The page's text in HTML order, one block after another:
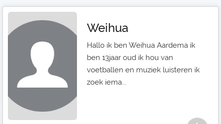
Weihua
Hallo ik ben Weihua Aardema ik
ben 13jaar oud ik hou van
voetballen en muziek luisteren ik
zoek iema...